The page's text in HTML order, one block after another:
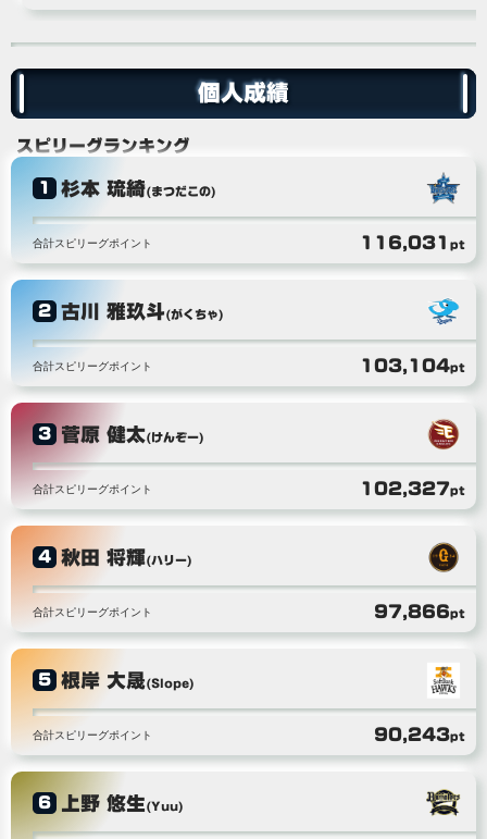
個人成績
スピリーグランキング
1 杉本 琉綺(まつだこの)
合計スピリーグポイント 116,031 pt
2 古川 雅玖斗(がくちゃ)
合計スピリーグポイント 103,104pt
3 菅原 健太(けんぞー)
合計スピリーグポイント 102,327pt
4 秋田 将輝(ハリー)
合計スピリーグポイント 97,866pt
5 根岸 大晟(Slope)
合計スピリーグポイント 90,243pt
6 上野 悠生(Yuu)